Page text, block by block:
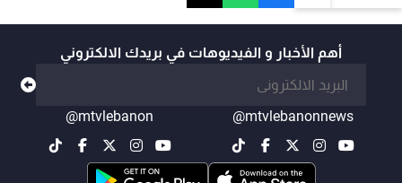
أهم الأخبار و الفيديوهات في بريدك الالكتروني
@mtvlebanonnews
@mtvlebanon